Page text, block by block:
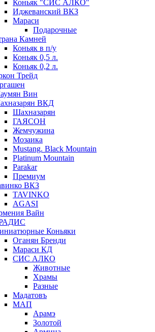
Коньяк "СИС АЛКО"
Иджеванский ВКЗ
Мараси
Подарочные
Камней
Коньяк в п/у
Коньяк 0,5 л.
Коньяк 0,2 л.
Трейд
Вин
ВКД
Шахназарян
ГАЯСОН
Жемчужина
Мозаика
Mustang. Black Mountain
Platinum Mountain
Parakar
Премиум
ВКЗ
TAVINKO
AGASI
Вайн
Коньяки
Оганян Бренди
Мараси КД
СИС АЛКО
Животные
Храмы
Разные
Мадатовъ
МАП
Арамэ
Золотой